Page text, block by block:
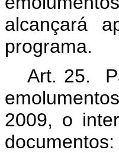
alcançará
programa.
Art. 25.
2009, o
documentos: